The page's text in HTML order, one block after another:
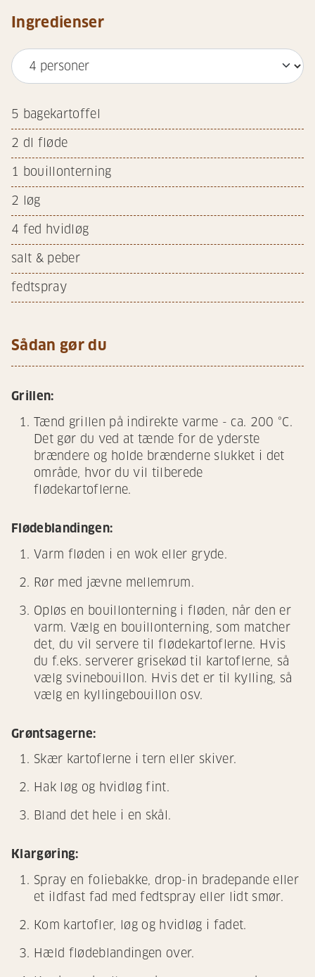
Ingredienser
5 bagekartoffel
2 dl fløde
1 bouillonterning
2 løg
4 fed hvidløg
salt & peber
fedtspray
Sådan gør du
Grillen:
Tænd grillen på indirekte varme - ca. 200 °C.
Det gør du ved at tænde for de yderste
brændere og holde brænderne slukket i det
område, hvor du vil tilberede
flødekartoflerne.
Flødeblandingen:
Varm fløden i en wok eller gryde.
Rør med jævne mellemrum.
Opløs en bouillonterning i fløden, når den er
varm. Vælg en bouillonterning, som matcher
det, du vil servere til flødekartoflerne. Hvis
du f.eks. serverer grisekød til kartoflerne, så
vælg svinebouillon. Hvis det er til kylling, så
vælg en kyllingebouillon osv.
Grøntsagerne:
Skær kartoflerne i tern eller skiver.
Hak løg og hvidløg fint.
Bland det hele i en skål.
Klargøring:
Spray en foliebakke, drop-in bradepande eller
et ildfast fad med fedtspray eller lidt smør.
Kom kartofler, løg og hvidløg i fadet.
Hæld flødeblandingen over.